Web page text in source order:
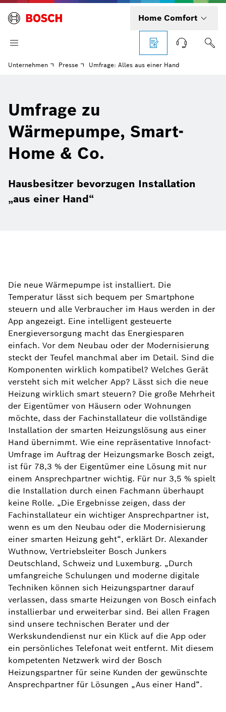
Home Comfort
Unternehmen Presse Umfrage: Alles aus einer Hand
Umfrage zu
Wärmepumpe, Smart-
Home & Co.
Hausbesitzer bevorzugen Installation
„aus einer Hand“
Die neue Wärmepumpe ist installiert. Die
Temperatur lässt sich bequem per Smartphone
steuern und alle Verbraucher im Haus werden in der
App angezeigt. Eine intelligent gesteuerte
Energieversorgung macht das Energiesparen
einfach. Vor dem Neubau oder der Modernisierung
steckt der Teufel manchmal aber im Detail. Sind die
Komponenten wirklich kompatibel? Welches Gerät
versteht sich mit welcher App? Lässt sich die neue
Heizung wirklich smart steuern? Die große Mehrheit
der Eigentümer von Häusern oder Wohnungen
möchte, dass der Fachinstallateur die vollständige
Installation der smarten Heizungslösung aus einer
Hand übernimmt. Wie eine repräsentative Innofact-
Umfrage im Auftrag der Heizungsmarke Bosch zeigt,
ist für 78,3 % der Eigentümer eine Lösung mit nur
einem Ansprechpartner wichtig. Für nur 3,5 % spielt
die Installation durch einen Fachmann überhaupt
keine Rolle. „Die Ergebnisse zeigen, dass der
Fachinstallateur ein wichtiger Ansprechpartner ist,
wenn es um den Neubau oder die Modernisierung
einer smarten Heizung geht“, erklärt Dr. Alexander
Wuthnow, Vertriebsleiter Bosch Junkers
Deutschland, Schweiz und Luxemburg. „Durch
umfangreiche Schulungen und moderne digitale
Techniken können sich Heizungspartner darauf
verlassen, dass smarte Heizungen von Bosch einfach
installierbar und erweiterbar sind. Bei allen Fragen
sind unsere technischen Berater und der
Werkskundendienst nur ein Klick auf die App oder
ein persönliches Telefonat weit entfernt. Mit diesem
kompetenten Netzwerk wird der Bosch
Heizungspartner für seine Kunden der gewünschte
Ansprechpartner für Lösungen „Aus einer Hand“.